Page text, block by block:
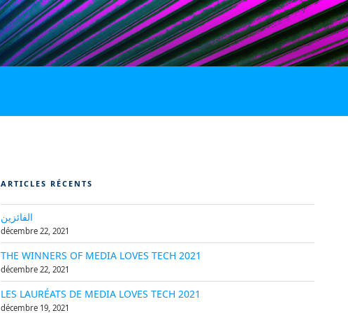
ARTICLES RÉCENTS
الفائزين
décembre 22, 2021
THE WINNERS OF MEDIA LOVES TECH 2021
décembre 22, 2021
LES LAURÉATS DE MEDIA LOVES TECH 2021
décembre 19, 2021